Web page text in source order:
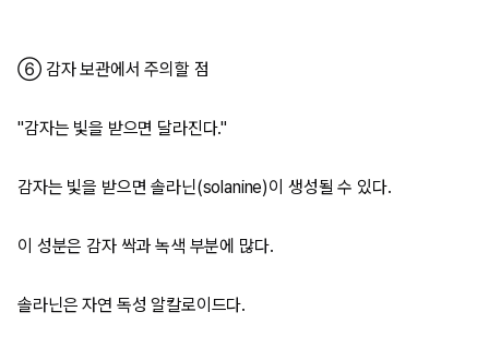
⑥ 감자 보관에서 주의할 점
"감자는 빛을 받으면 달라진다."
감자는 빛을 받으면 솔라닌(solanine)이 생성될 수 있다.
이 성분은 감자 싹과 녹색 부분에 많다.
솔라닌은 자연 독성 알칼로이드다.